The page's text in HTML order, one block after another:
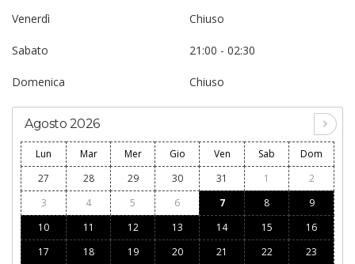
Venerdì Chiuso
Sabato 21:00 - 02:30
Domenica Chiuso
Agosto 2026
Lun Mar Mer Gio Ven Sab
Dom
27
28 29 30 31 1
2
3
4 5 6 7 8
9
10
11 12 13 14 15
16
17
18 19 20 21 22
23